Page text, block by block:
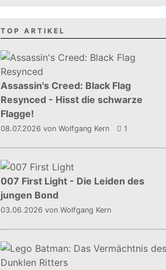
TOP ARTIKEL
Assassin's Creed: Black Flag
Resynced - Hisst die schwarze
Flagge!
08.07.2026 von Wolfgang Kern 1
007 First Light - Die Leiden des
jungen Bond
03.06.2026 von Wolfgang Kern